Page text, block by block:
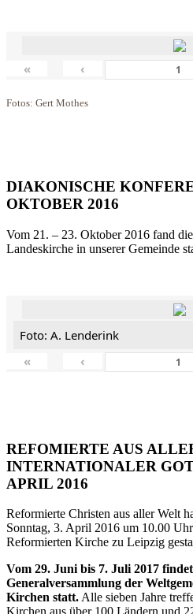
« ‹
Fotos: Gert Mothes
DIAKONISCHE
OKTOBER 2016
Vom 21. – 23. Oktober 2016 fand
Landeskirche in unserer Gemeinde
Foto: A. Lenderink
«
‹
REFOMIERTE AUS
INTERNATIONALER
APRIL 2016
Reformierte Christen aus aller Welt
Sonntag, 3. April 2016 um 10.00
Reformierten Kirche zu Leipzig
Vom 29. Juni bis 7. Juli 2017
Generalversammlung der
Kirchen statt.Alle sieben Jahre